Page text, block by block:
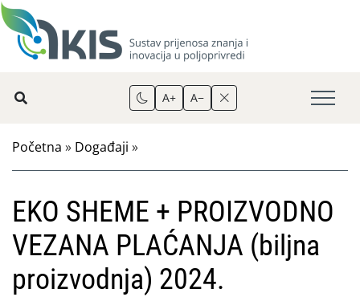
A+ A−
Početna » Događaji »
EKO SHEME + PROIZVODNO
VEZANA PLAĆANJA (biljna
proizvodnja) 2024.